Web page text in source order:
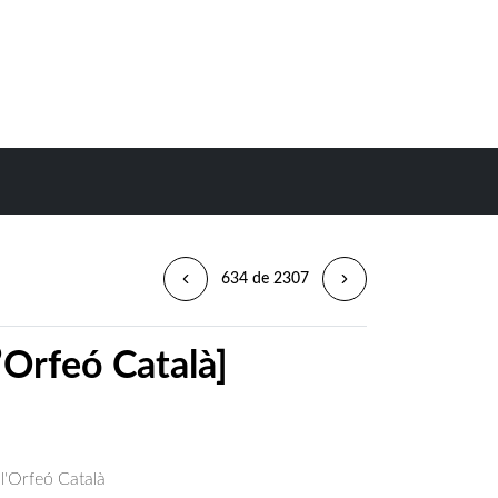
634 de 2307
Català]
Català